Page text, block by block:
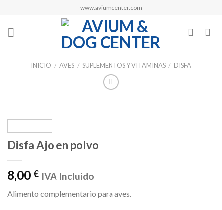
content
www.aviumcenter.com
INICIO / AVES / SUPLEMENTOS Y VITAMINAS / DISFA
Disfa Ajo en polvo
8,00 € IVA Incluido
Alimento complementario para aves.